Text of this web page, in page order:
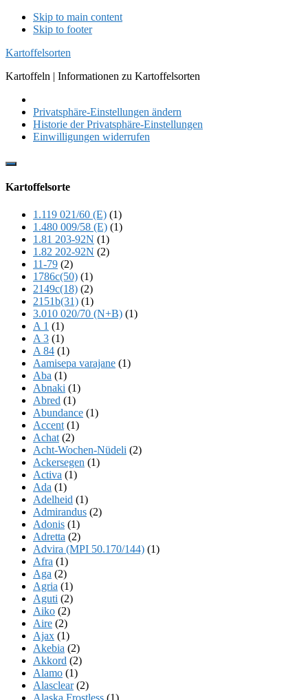
Skip to main content
Skip to footer
Kartoffelsorten
Kartoffeln | Informationen zu Kartoffelsorten
Privatsphäre-Einstellungen ändern
Historie der Privatsphäre-Einstellungen
Einwilligungen widerrufen
Show
Content
Kartoffelsorte
1.119 021/60 (E) (1)
1.480 009/58 (E) (1)
1.81 203-92N (1)
1.82 202-92N (2)
11-79 (2)
1786c(50) (1)
2149c(18) (2)
2151b(31) (1)
3.010 020/70 (N+B) (1)
A 1 (1)
A 3 (1)
A 84 (1)
Aamisepa varajane (1)
Aba (1)
Abnaki (1)
Abred (1)
Abundance (1)
Accent (1)
Achat (2)
Acht-Wochen-Nüdeli (2)
Ackersegen (1)
Activa (1)
Ada (1)
Adelheid (1)
Admirandus (2)
Adonis (1)
Adretta (2)
Advira (MPI 50.170/144) (1)
Afra (1)
Aga (2)
Agria (1)
Aguti (2)
Aiko (2)
Aire (2)
Ajax (1)
Akebia (2)
Akkord (2)
Alamo (1)
Alasclear(2)
Alaska Frostless (1)